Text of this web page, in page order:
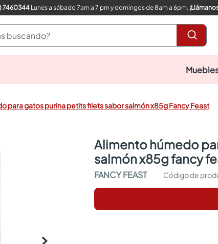
📞(601) 7460344Lunes a sábado 7am a 7 pm y domingos de 8am a 6pm.
para gatos purina petits filets sabor salmón x85g Fancy Feast
alimento húmedo para gatos purina petits filets sabor
salmón x85g fancy
FANCY FEAST